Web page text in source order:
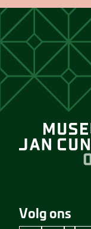
Volg ons